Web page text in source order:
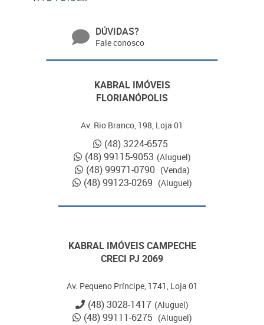
DÚVIDAS?
Fale conosco
KABRAL IMÓVEIS
FLORIANÓPOLIS
Av. Rio Branco, 198, Loja 01
(48) 3224-6575
(48) 99115-9053 (Aluguel)
(48) 99971-0790 (Venda)
(48) 99123-0269 (Aluguel)
KABRAL IMÓVEIS CAMPECHE
CRECI PJ 2069
Av. Pequeno Príncipe, 1741, Loja 01
(48) 3028-1417 (Aluguel)
(48) 99111-6275 (Aluguel)